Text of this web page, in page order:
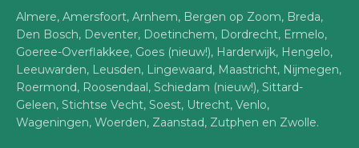
Almere, Amersfoort, Arnhem, Bergen op Zoom, Breda,
Den Bosch, Deventer, Doetinchem, Dordrecht, Ermelo,
Goeree-Overflakkee, Goes (nieuw!), Harderwijk, Hengelo,
Leeuwarden, Leusden, Lingewaard, Maastricht, Nijmegen,
Roermond, Roosendaal, Schiedam (nieuw!), Sittard-
Geleen, Stichtse Vecht, Soest, Utrecht, Venlo,
Wageningen, Woerden, Zaanstad, Zutphen en Zwolle.